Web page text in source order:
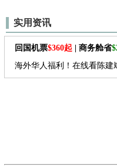
实用资讯
回国机票$360起 | 商务舱省
海外华人福利！在线看陈